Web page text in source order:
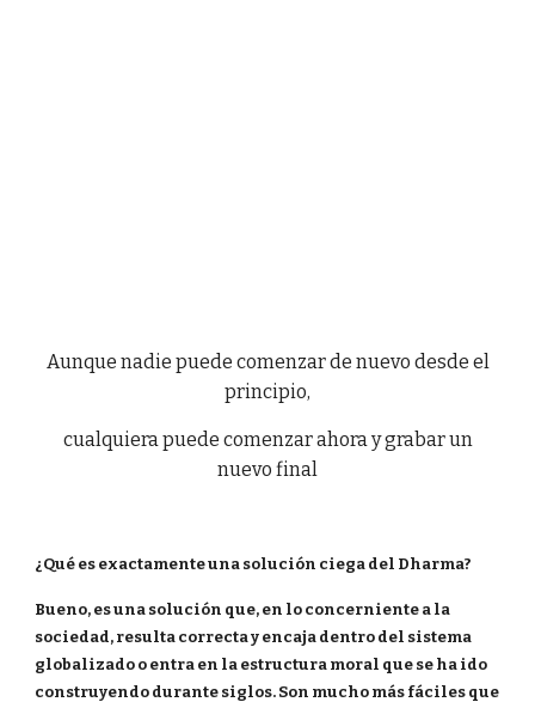
Aunque nadie puede comenzar de nuevo desde el
principio,
cualquiera puede comenzar ahora y grabar un
nuevo final
¿Qué es exactamente una solución ciega del Dharma?
Bueno, es una solución que, en lo concerniente a la
sociedad, resulta correcta y encaja dentro del sistema
globalizado o entra en la estructura moral que se ha ido
construyendo durante siglos. Son mucho más fáciles que